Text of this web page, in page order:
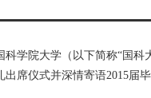
院大学（以下简称“国科
出席仪式并深情寄语2015届